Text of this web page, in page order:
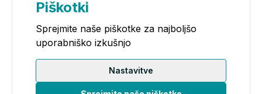
Piškotki
Sprejmite naše piškotke za najboljšo
uporabniško izkušnjo
Nastavitve